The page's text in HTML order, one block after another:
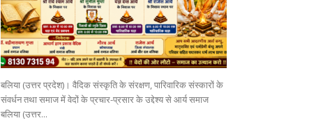
बलिया (उत्तर प्रदेश)। वैदिक संस्कृति के संरक्षण, पारिवारिक संस्कारों के
संवर्धन तथा समाज में वेदों के प्रचार-प्रसार के उद्देश्य से आर्य समाज
बलिया (उत्तर...